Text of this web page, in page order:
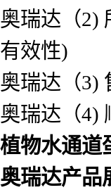
奥瑞达（2)
有效性)
奥瑞达（3)
奥瑞达（4)
植物水通道
奥瑞达产品